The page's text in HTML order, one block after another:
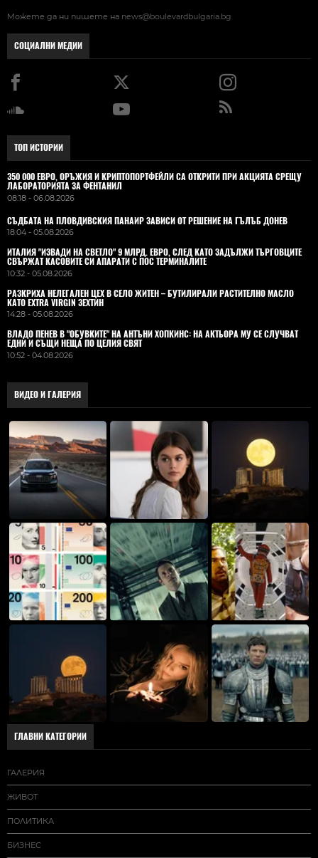
Можете да ни пишете на news@boulevardbulgaria.bg
СОЦИАЛНИ МЕДИИ
ТОП ИСТОРИИ
350 000 ЕВРО, ОРЪЖИЯ И КРИПТОПОРТФЕЙЛИ СА ОТКРИТИ ПРИ АКЦИЯТА СРЕЩУ
ЛАБОРАТОРИЯТА ЗА ФЕНТАНИЛ
08:18 - 06.08.2026
СЪДБАТА НА ПЛОВДИВСКИЯ ПАНАИР ЗАВИСИ ОТ РЕШЕНИЕ НА ГЪЛЪБ ДОНЕВ
18:04 - 05.08.2026
ИТАЛИЯ "ИЗВАДИ НА СВЕТЛО" 9 МЛРД. ЕВРО, СЛЕД КАТО ЗАДЪЛЖИ ТЪРГОВЦИТЕ
СВЪРЖАТ КАСОВИТЕ СИ АПАРАТИ С ПОС ТЕРМИНАЛИТЕ
10:32 - 05.08.2026
РАЗКРИХА НЕЛЕГАЛЕН ЦЕХ В СЕЛО ЖИТЕН – БУТИЛИРАЛИ РАСТИТЕЛНО МАСЛО
КАТО EXTRA VIRGIN ЗЕХТИН
14:28 - 05.08.2026
ВЛАДO ПЕНЕВ В "ОБУВКИТЕ" НА АНТЪНИ ХОПКИНС: НА АКТЬОРА МУ СЕ СЛУЧВАТ
ЕДНИ И СЪЩИ НЕЩА ПО ЦЕЛИЯ СВЯТ
10:52 - 04.08.2026
ВИДЕО И ГАЛЕРИЯ
ГЛАВНИ КАТЕГОРИИ
ГАЛЕРИЯ
ЖИВОТ
ПОЛИТИКА
БИЗНЕС